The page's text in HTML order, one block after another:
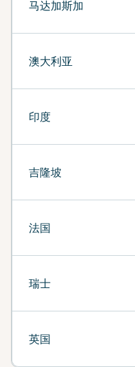
马达加斯加
澳大利亚
印度
吉隆坡
法国
瑞士
英国